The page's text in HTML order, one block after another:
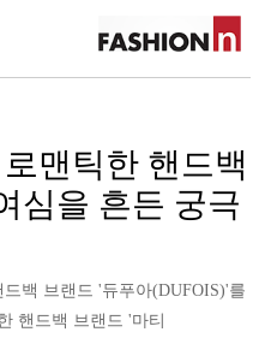
맨틱한 핸드백
심을 흔든 궁극
백 브랜드 '듀푸아(DUFOIS)'를
핸드백 브랜드 '마티